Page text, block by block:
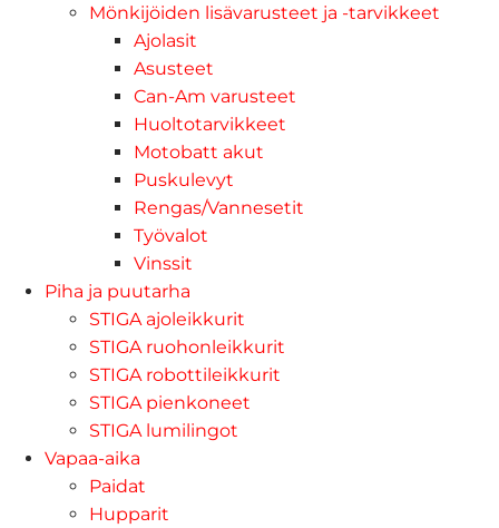
Mönkijöiden lisävarusteet ja -tarvikkeet
Ajolasit
Asusteet
Can-Am varusteet
Huoltotarvikkeet
Motobatt akut
Puskulevyt
Rengas/Vannesetit
Työvalot
Vinssit
Piha ja puutarha
STIGA ajoleikkurit
STIGA ruohonleikkurit
STIGA robottileikkurit
STIGA pienkoneet
STIGA lumilingot
Vapaa-aika
Paidat
Hupparit